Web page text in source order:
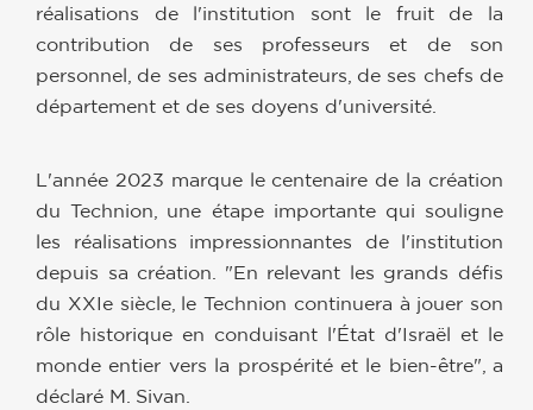
réalisations de l'institution sont le fruit de la
contribution de ses professeurs et de son
personnel, de ses administrateurs, de ses chefs de
département et de ses doyens d'université.
L'année 2023 marque le centenaire de la création
du Technion, une étape importante qui souligne
les réalisations impressionnantes de l'institution
depuis sa création. "En relevant les grands défis
du XXIe siècle, le Technion continuera à jouer son
rôle historique en conduisant l'État d'Israël et le
monde entier vers la prospérité et le bien-être", a
déclaré M. Sivan.